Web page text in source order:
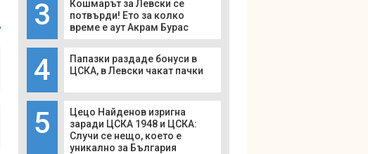
3
Кошмарът за Левски се
потвърди! Ето за колко
време е аут Акрам Бурас
4
Папазки раздаде бонуси в
ЦСКА, в Левски чакат пачки
5
Цецо Найденов изригна
заради ЦСКА 1948 и ЦСКА:
Случи се нещо, което е
уникално за България